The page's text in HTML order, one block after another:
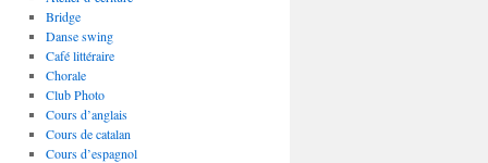
Bridge
Danse swing
Café littéraire
Chorale
Club Photo
Cours d’anglais
Cours de catalan
Cours d’espagnol